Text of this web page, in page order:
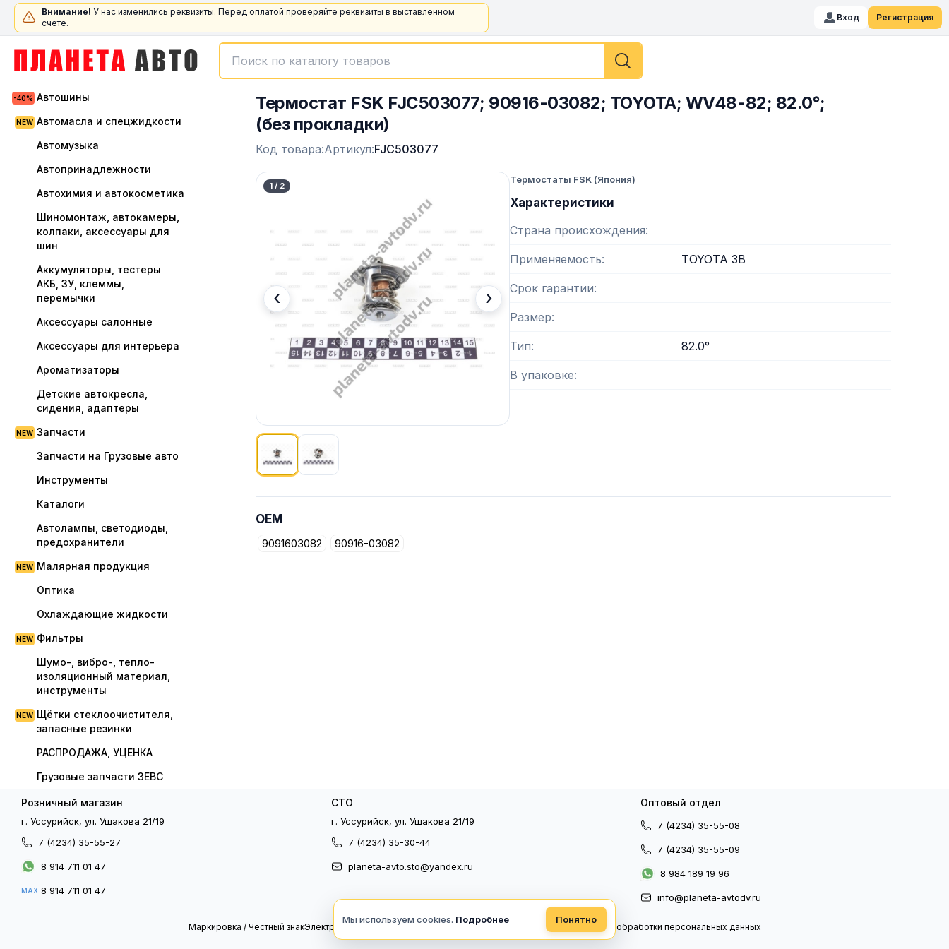
Внимание! У нас изменились реквизиты. Перед оплатой проверяйте реквизиты в выставленном
счёте.
Вход Регистрация
Автошины
Автомасла и спецжидкости
Автомузыка
Автопринадлежности
Автохимия и автокосметика
Шиномонтаж, автокамеры,
колпаки, аксессуары для
шин
Аккумуляторы, тестеры
АКБ, ЗУ, клеммы,
перемычки
Аксессуары салонные
Аксессуары для интерьера
Ароматизаторы
Детские автокресла,
сидения, адаптеры
Запчасти
Запчасти на Грузовые авто
Инструменты
Каталоги
Автолампы, светодиоды,
предохранители
Малярная продукция
Оптика
Охлаждающие жидкости
Фильтры
Шумо-, вибро-, тепло-
изоляционный материал,
инструменты
Щётки стеклоочистителя,
запасные резинки
РАСПРОДАЖА, УЦЕНКА
Грузовые запчасти ЗЕВС
Термостат FSK FJC503077; 90916-03082; TOYOTA; WV48-82; 82.0°;
(без прокладки)
Код товара:Артикул:FJC503077
1 / 2
‹ ›
Термостаты FSK (Япония)
Характеристики
Страна происхождения
Применяемость TOYOTA 3B
Срок гарантии
Размер
Тип 82.0°
В упаковке
OEM
9091603082 90916-03082
Розничный магазин
г. Уссурийск, ул. Ушакова 21/19
7 (4234) 35-55-27
8 914 711 01 47
MAX 8 914 711 01 47
СТО
г. Уссурийск, ул. Ушакова 21/19
7 (4234) 35-30-44
planeta-avto.sto@yandex.ru
Оптовый отдел
7 (4234) 35-55-08
7 (4234) 35-55-09
8 984 189 19 96
info@planeta-avtodv.ru
Маркировка / Честный знакЭлектронный документооборот Политика конфиденциальности Политика обработки персональных данных
Мы используем cookies. Подробнее Понятно